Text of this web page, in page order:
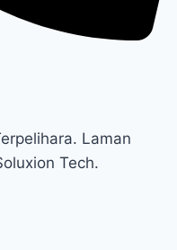
Laman
Tech.